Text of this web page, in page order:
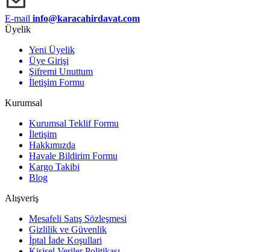
E-mail info@karacahirdavat.com
Üyelik
Yeni Üyelik
Üye Girişi
Şifremi Unuttum
İletişim Formu
Kurumsal
Kurumsal Teklif Formu
İletişim
Hakkımızda
Havale Bildirim Formu
Kargo Takibi
Blog
Alışveriş
Mesafeli Satış Sözleşmesi
Gizlilik ve Güvenlik
İptal İade Koşullari